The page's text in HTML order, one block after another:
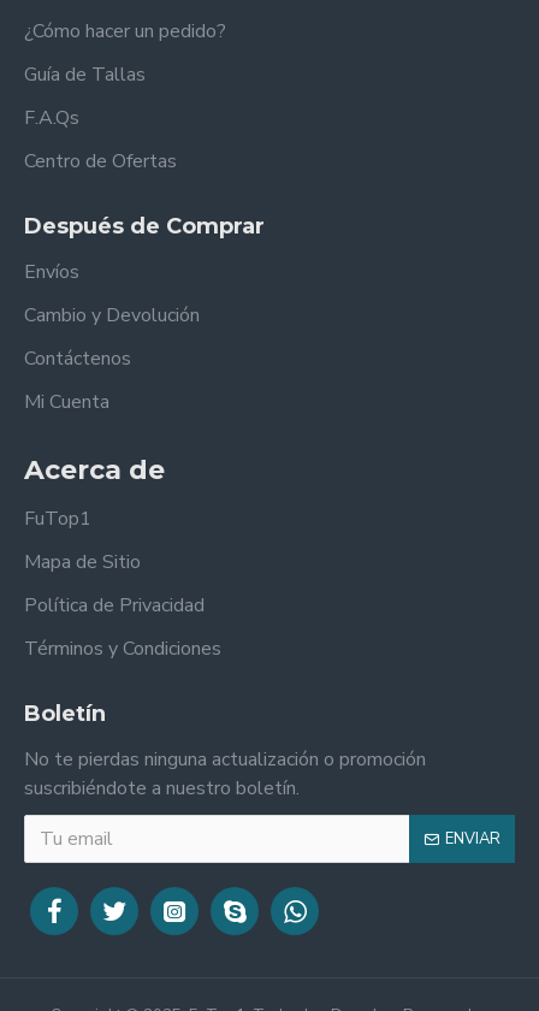
¿Cómo hacer un pedido?
Guía de Tallas
F.A.Qs
Centro de Ofertas
Después de Comprar
Envíos
Cambio y Devolución
Contáctenos
Mi Cuenta
Acerca de
FuTop1
Mapa de Sitio
Política de Privacidad
Términos y Condiciones
Boletín
No te pierdas ninguna actualización o promoción
suscribiéndote a nuestro boletín.
ENVIAR